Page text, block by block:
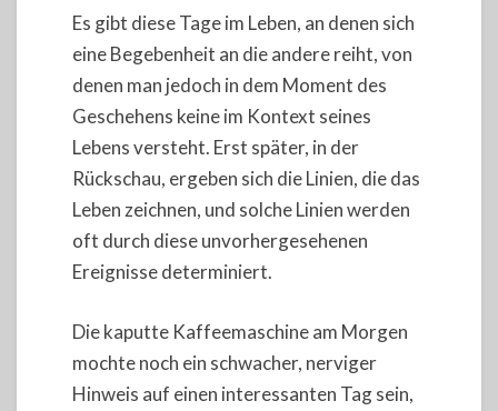
Es gibt diese Tage im Leben, an denen sich
eine Begebenheit an die andere reiht, von
denen man jedoch in dem Moment des
Geschehens keine im Kontext seines
Lebens versteht. Erst später, in der
Rückschau, ergeben sich die Linien, die das
Leben zeichnen, und solche Linien werden
oft durch diese unvorhergesehenen
Ereignisse determiniert.
Die kaputte Kaffeemaschine am Morgen
mochte noch ein schwacher, nerviger
Hinweis auf einen interessanten Tag sein,